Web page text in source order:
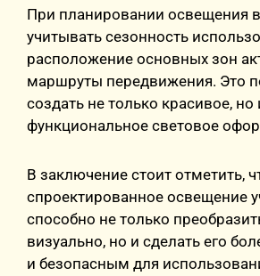
При планировании освещения
учитывать сезонность
расположение основных зон
маршруты передвижения. Это
создать не только красивое, но
функциональное световое
В заключение стоит отметить,
спроектированное освещение
способно не только
визуально, но и сделать его
и безопасным для